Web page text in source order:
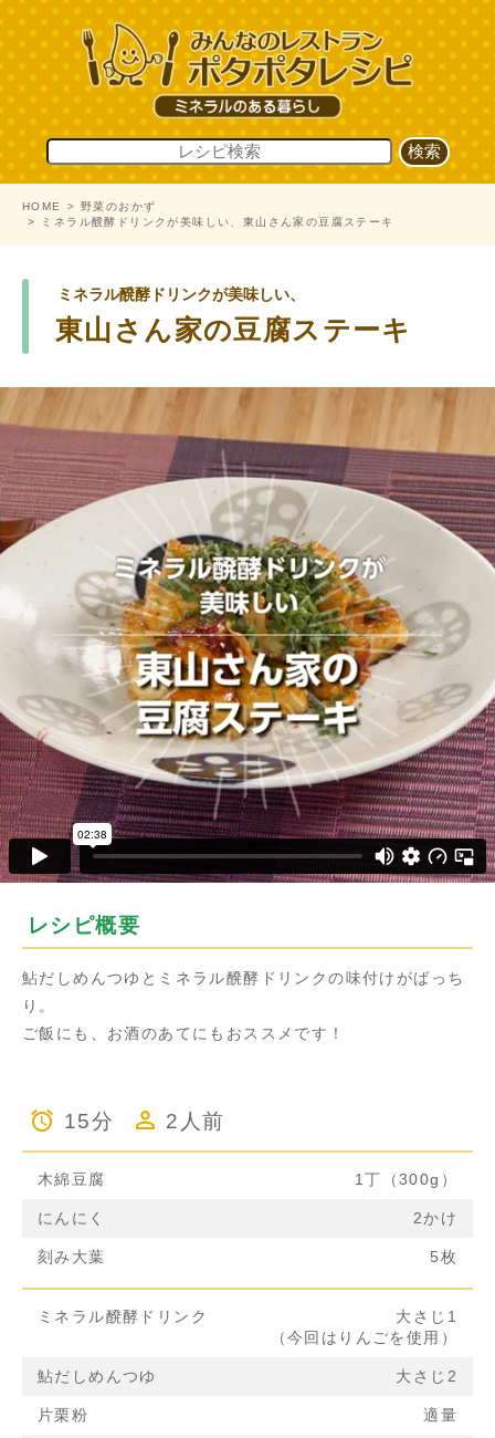
HOME
野菜のおかず
ミネラル醗酵ドリンクが美味しい、東山さん家の豆腐ステーキ
ミネラル醗酵ドリンクが美味しい、
東山さん家の豆腐ステーキ
レシピ概要
鮎だしめんつゆとミネラル醗酵ドリンクの味付けがばっち
り。
ご飯にも、お酒のあてにもおススメです！
15分 2人前
木綿豆腐 1丁（300g）
にんにく 2かけ
刻み大葉 5枚
ミネラル醗酵ドリンク
大さじ1
（今回はりんごを使用）
鮎だしめんつゆ 大さじ2
片栗粉 適量